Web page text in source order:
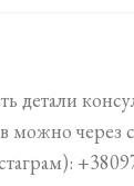
детали
можно через